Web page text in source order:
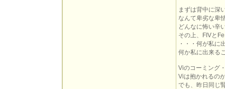
まずは背中に深
なんて卑劣な卑
どんなに怖い辛
その上、FIVと
・・・何が私に
何か私に出来る
Viのコーミング
Viは抱かれるの
でも、昨日同じ